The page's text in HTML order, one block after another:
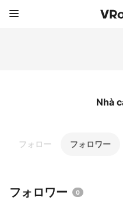
Nhà
フォロー フォロワー
フォロワー 0